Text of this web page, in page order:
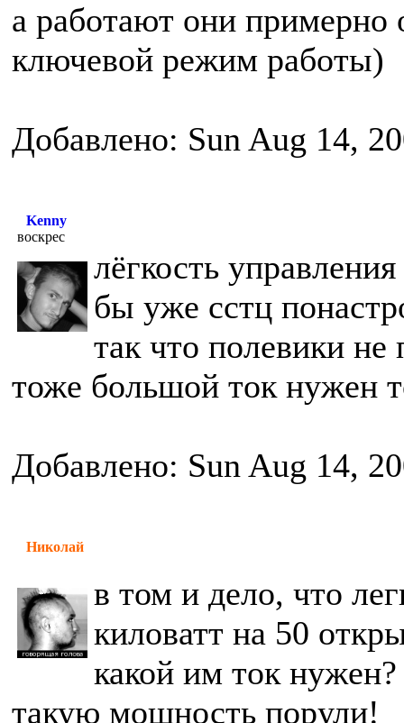
а работают они примерно
ключевой режим работы)
Добавлено: Sun Aug 14,
Kenny
воскрес
лёгкость
бы уже сстц
так что полевики
тоже большой ток нужен
Добавлено: Sun Aug 14,
Николай
в том и дело, что
киловатт на 50
какой им ток
такую мощность порули!